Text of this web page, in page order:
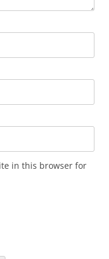
in this browser for